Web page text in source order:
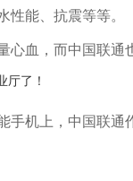
性能、抗震等等。
心血，而中国联
手机上，中国联